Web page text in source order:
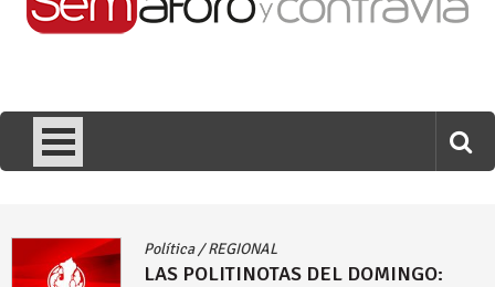
Política/REGIONAL
LAS POLITINOTAS DEL DOMINGO: Las